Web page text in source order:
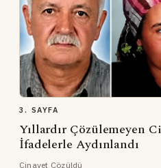
3. SAYFA
Yıllardır Çözülemeyen
İfadelerle Aydınlandı
Cinayet Çözüldü